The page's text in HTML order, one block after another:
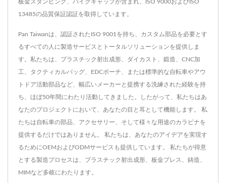
板金スタンピング、バイクキャップが含まれ、ISO 9000およびISO
13485の品質保証認証を取得しています。
Pan Taiwanは、認証されたISO 9001を持ち、カスタム部品を必要とす
るすべての人に製造サービスとトータルソリューションを提供しま
す。私たちは、プラスチック射出成形、ダイカスト、鍛造、CNC加
工、タクティカルバッグ、EDCポーチ、または標準的な自転車やアウ
トドア活動部品など、幅広いメーカーと提携する洗練された経験を持
ち、ほぼ50年間にわたり活動してきました。したがって、私たちはあ
なたのプロジェクトにおいて、あなたの目と耳として機能します。 私
たちは自転車の部品、アクセサリー、そして様々な用途のカラビナを
提供するだけではありません。 私たちは、あなたのアイデアを実現す
るためにOEMおよびODMサービスも提供しています。 私たちが得意
とする製造プロセスは、プラスチック射出成形、板金プレス、鋳造、
MIMなど多岐にわたります。